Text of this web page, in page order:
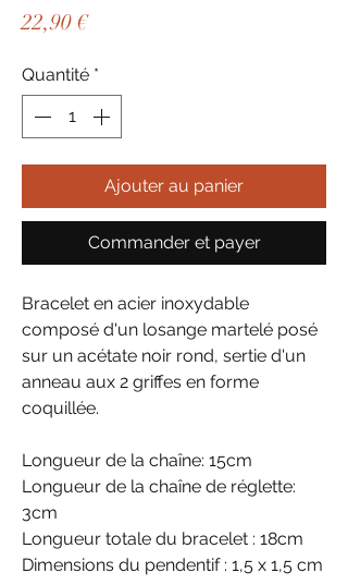
22,90 €Prix
Quantité *
Ajouter au panier
Commander et payer
Bracelet en acier inoxydable
composé d'un losange martelé posé
sur un acétate noir rond, sertie d'un
anneau aux 2 griffes en forme
coquillée.
Longueur de la chaîne: 15cm
Longueur de la chaîne de réglette:
3cm
Longueur totale du bracelet : 18cm
Dimensions du pendentif : 1,5 x 1,5 cm